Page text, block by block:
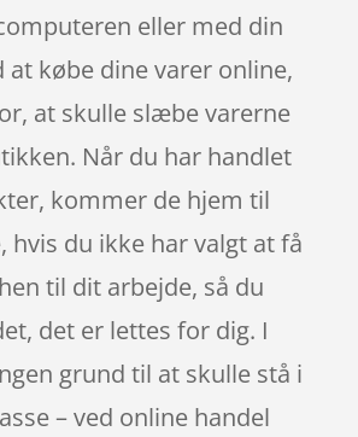
eller med din
at købe dine varer online,
at skulle slæbe varerne
Når du har handlet
kommer de hjem til
hvis du ikke har valgt at få
til dit arbejde, så du
det er lettes for dig. I
grund til at skulle stå i
– ved online handel